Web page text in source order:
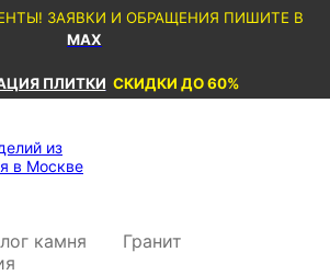
ЗАЯВКИ И ОБРАЩЕНИЯ ПИШИТЕ В
MAX
ПЛИТКИ СКИДКИ ДО 60%
камня
Гранит